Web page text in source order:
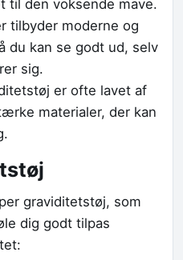
til den voksende mave.
tilbyder moderne og
du kan se godt ud, selv
sig.
er ofte lavet af
materialer, der kan
graviditetstøj, som
dig godt tilpas